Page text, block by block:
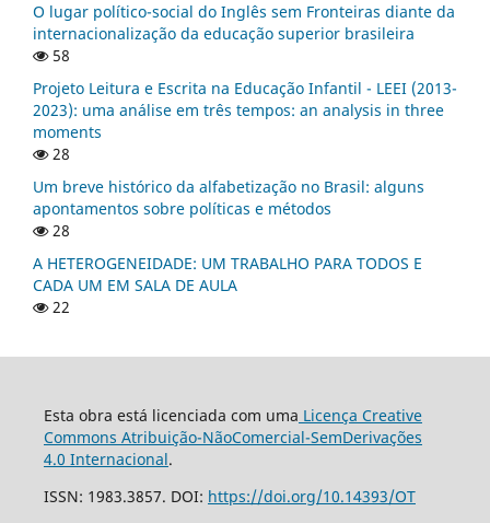
O lugar político-social do Inglês sem Fronteiras diante da
internacionalização da educação superior brasileira
58
Projeto Leitura e Escrita na Educação Infantil - LEEI (2013-
2023): uma análise em três tempos: an analysis in three
moments
28
Um breve histórico da alfabetização no Brasil: alguns
apontamentos sobre políticas e métodos
28
A HETEROGENEIDADE: UM TRABALHO PARA TODOS E
CADA UM EM SALA DE AULA
22
Esta obra está licenciada com uma Licença Creative
Commons Atribuição-NãoComercial-SemDerivações
4.0 Internacional.
ISSN: 1983.3857. DOI: https://doi.org/10.14393/OT